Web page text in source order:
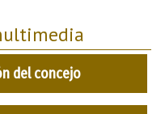
del concejo